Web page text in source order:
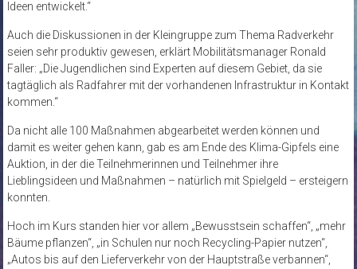
Ideen entwickelt.“
Auch die Diskussionen in der Kleingruppe zum Thema Radverkehr
seien sehr produktiv gewesen, erklärt Mobilitätsmanager Ronald
Faller: „Die Jugendlichen sind Experten auf diesem Gebiet, da sie
tagtäglich als Radfahrer mit der vorhandenen Infrastruktur in Kontakt
kommen.“
Da nicht alle 100 Maßnahmen abgearbeitet werden können und
damit es weiter gehen kann, gab es am Ende des Klima-Gipfels eine
Auktion, in der die Teilnehmerinnen und Teilnehmer ihre
Lieblingsideen und Maßnahmen – natürlich mit Spielgeld – ersteigern
konnten.
Hoch im Kurs standen hier vor allem „Bewusstsein schaffen“, „mehr
Bäume pflanzen“, „in Schulen nur noch Recycling-Papier nutzen“,
„Autos bis auf den Lieferverkehr von der Hauptstraße verbannen“,